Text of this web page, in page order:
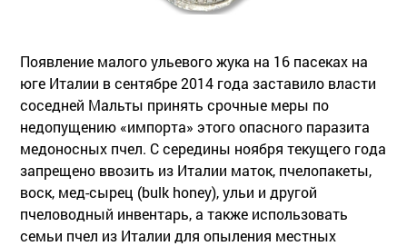
Появление малого ульевого жука на 16 пасеках на
юге Италии в сентябре 2014 года заставило власти
соседней Мальты принять срочные меры по
недопущению «импорта» этого опасного паразита
медоносных пчел. С середины ноября текущего года
запрещено ввозить из Италии маток, пчелопакеты,
воск, мед-сырец (bulk honey), ульи и другой
пчеловодный инвентарь, а также использовать
семьи пчел из Италии для опыления местных